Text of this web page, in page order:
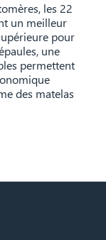
les 22
un meilleur
pour
une
permettent
des matelas